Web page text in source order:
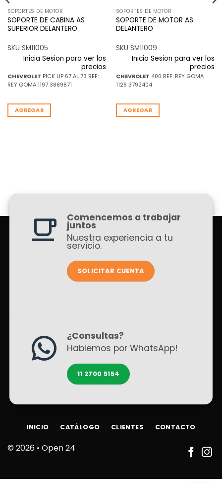
SOPORTES DE MOTOR
SOPORTE DE CABINA AS
SUPERIOR DELANTERO
SKU SM11005
Inicia Sesion para ver los
precios
CHEVROLET PICK UP 67 AL 73 REF:
REY GOMA 1197 3889871
AGREGAR
SOPORTES DE MOTOR
SOPORTE DE MOTOR AS
DELANTERO
SKU SM11009
Inicia Sesion para ver los
precios
CHEVROLET 400 REF: REY GOMA
1126 3792404
AGREGAR
Comencemos a trabajar
juntos
Nuestra experiencia a tu
servicio.
SOLICITAR CUENTA
¿Consultas?
Hablemos por WhatsApp!
11 2700 5154
© 2026 • Open 24
INICIO CATÁLOGO CLIENTES CONTACTO